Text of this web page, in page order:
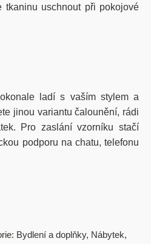
tkaninu uschnout při pokojové
ladí s vaším stylem a
jinou variantu čalounění, rádi
Pro zaslání vzorníku stačí
podporu na chatu, telefonu
Bydlení a doplňky, Nábytek,